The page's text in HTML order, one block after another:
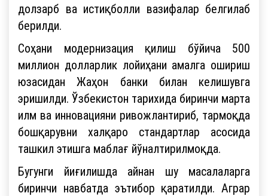
долзарб ва истиқболли вазифалар белгилаб
берилди.
Соҳани модернизация қилиш бўйича 500
миллион долларлик лойиҳани амалга ошириш
юзасидан Жаҳон банки билан келишувга
эришилди. Ўзбекистон тарихида биринчи марта
илм ва инновацияни ривожлантириб, тармоқда
бошқарувни халқаро стандартлар асосида
ташкил этишга маблағ йўналтирилмоқда.
Бугунги йиғилишда айнан шу масалаларга
биринчи навбатда эътибор қаратилди. Аграр